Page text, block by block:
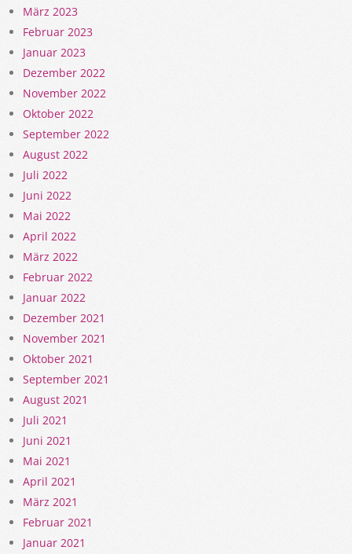
März 2023
Februar 2023
Januar 2023
Dezember 2022
November 2022
Oktober 2022
September 2022
August 2022
Juli 2022
Juni 2022
Mai 2022
April 2022
März 2022
Februar 2022
Januar 2022
Dezember 2021
November 2021
Oktober 2021
September 2021
August 2021
Juli 2021
Juni 2021
Mai 2021
April 2021
März 2021
Februar 2021
Januar 2021